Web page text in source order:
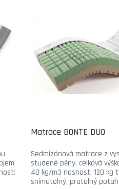
Matrace BONTE DUO
Sedmizónová matrace z
studené pěny. celková
40 kg/m3 nosnost: 120 kg
snímatelný, pratelný potah